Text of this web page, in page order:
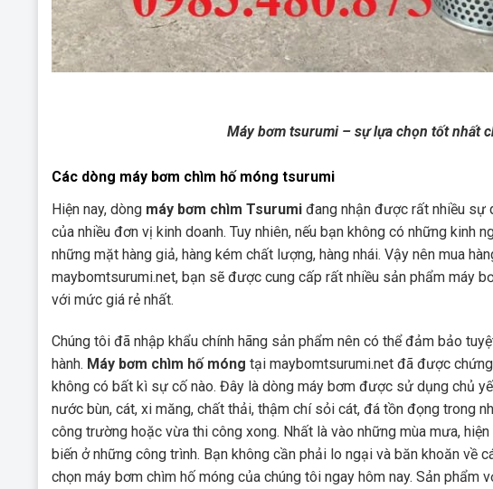
Máy bơm tsurumi – sự lựa chọn tốt nhất
Các dòng máy bơm chìm hố móng tsurumi
Hiện nay, dòng máy bơm chìm Tsurumi đang nhận được rất nhiều sự
của nhiều đơn vị kinh doanh. Tuy nhiên, nếu bạn không có những kinh
những mặt hàng giả, hàng kém chất lượng, hàng nhái. Vậy nên mua
maybomtsurumi.net, bạn sẽ được cung cấp rất nhiều sản phẩm máy
với mức giá rẻ nhất.
Chúng tôi đã nhập khẩu chính hãng sản phẩm nên có thể đảm bảo
hành. Máy bơm chìm hố móng tại maybomtsurumi.net đã được
không có bất kì sự cố nào. Đây là dòng máy bơm được sử dụng chủ
nước bùn, cát, xi măng, chất thải, thậm chí sỏi cát, đá tồn đọng trong
công trường hoặc vừa thi công xong. Nhất là vào những mùa mưa,
biến ở những công trình. Bạn không cần phải lo ngại và băn khoăn về
chọn máy bơm chìm hố móng của chúng tôi ngay hôm nay. Sản